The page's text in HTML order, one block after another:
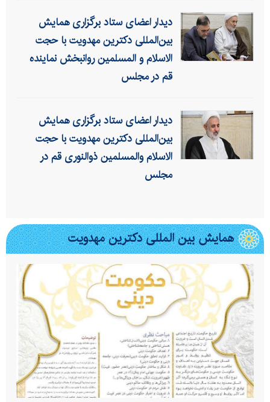
دیدار اعضای ستاد برگزاری همایش
بین‌المللی دکترین مهدویت با حجت
الاسلام و المسلمین روانبخش نماینده
قم در مجلس
دیدار اعضای ستاد برگزاری همایش
بین‌المللی دکترین مهدویت با حجت
الاسلام والمسلمین ذوالنوری قم در
مجلس
همایش بین المللی دکترین مهدویت